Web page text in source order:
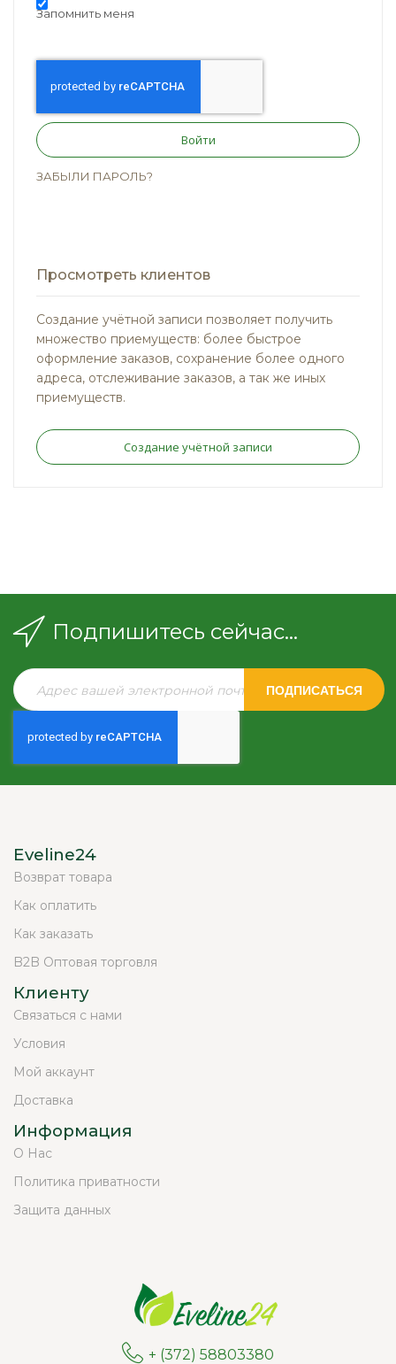
Запомнить меня
Войти
ЗАБЫЛИ ПАРОЛЬ?
Просмотреть клиентов
Создание учётной записи позволяет получить
множество приемуществ: более быстрое
оформление заказов, сохранение более одного
адреса, отслеживание заказов, а так же иных
приемуществ.
Создание учётной записи
Подпишитесь сейчас...
ПОДПИСАТЬСЯ
Eveline24
Возврат товара
Как оплатить
Как заказать
B2B Оптовая торговля
Клиенту
Связаться с нами
Условия
Мой аккаунт
Доставка
Информация
О Нас
Политика приватности
Защита данных
+ (372) 58803380